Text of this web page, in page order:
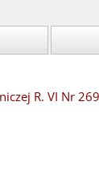
R. VI Nr